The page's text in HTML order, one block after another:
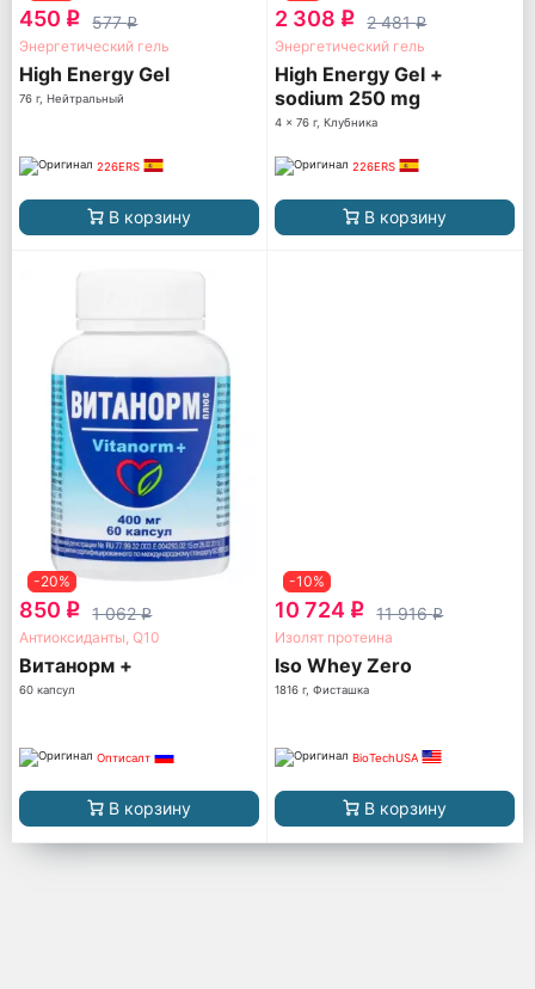
450 q 577q
Энергетический гель
High Energy Gel
76 г, Нейтральный
226ERS
В корзину
2 308 q 2 481q
Энергетический гель
High Energy Gel +
sodium 250 mg
4 x 76 г, Клубника
226ERS
В корзину
-20%
850 q 1 062q
Антиоксиданты, Q10
Витанорм +
60 капсул
Оптисалт
В корзину
-10%
10 724 q 11 916q
Изолят протеина
Iso Whey Zero
1816 г, Фисташка
BioTechUSA
В корзину